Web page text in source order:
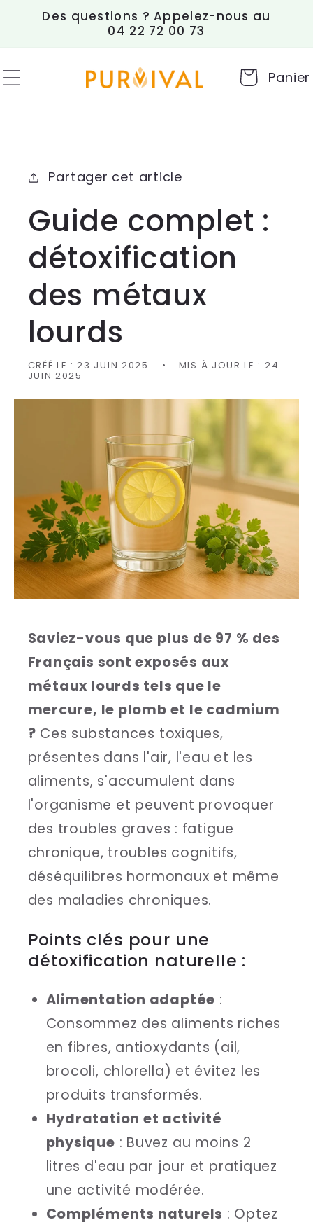
passer
contenu
Des questions ? Appelez-nous au
04 22 72 00 73
Panier
Partager cet article
Guide complet :
détoxification
des métaux
lourds
CRÉÉ LE :23 JUIN 2025 MIS À JOUR LE : 24
JUIN 2025
Saviez-vous que plus de 97 % des
Français sont exposés aux
métaux lourds tels que le
mercure, le plomb et le cadmium
? Ces substances toxiques,
présentes dans l'air, l'eau et les
aliments, s'accumulent dans
l'organisme et peuvent provoquer
des troubles graves : fatigue
chronique, troubles cognitifs,
déséquilibres hormonaux et même
des maladies chroniques.
Points clés pour une
détoxification naturelle :
Alimentation adaptée :
Consommez des aliments riches
en fibres, antioxydants (ail,
brocoli, chlorella) et évitez les
produits transformés.
Hydratation et activité
physique : Buvez au moins 2
litres d'eau par jour et pratiquez
une activité modérée.
Compléments naturels : Optez